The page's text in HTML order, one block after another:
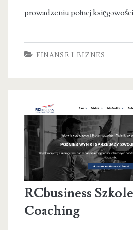
prowadzeniu pełnej księgowości
FINANSE I BIZNES
RCbusiness
Coaching